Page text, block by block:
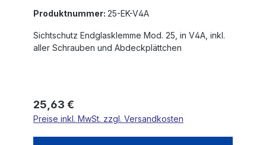
Produktnummer: 25-EK-V4A
Sichtschutz Endglasklemme Mod. 25, in V4A, inkl.
aller Schrauben und Abdeckplättchen
Regulärer Preis:
25,63 €
Preise inkl. MwSt. zzgl. Versandkosten